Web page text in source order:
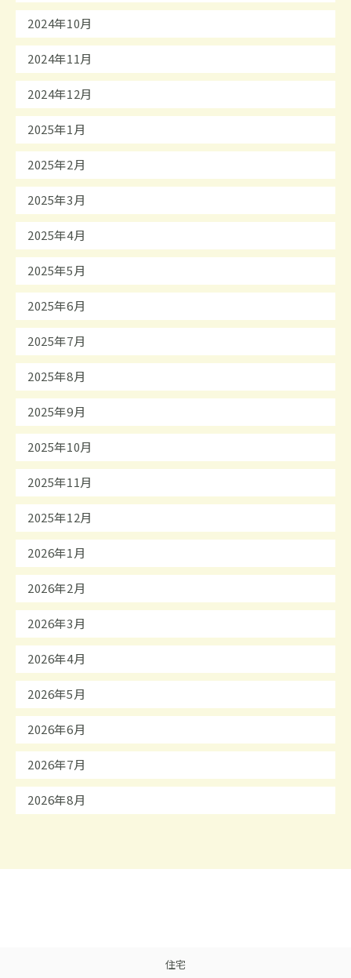
2024年10月
2024年11月
2024年12月
2025年1月
2025年2月
2025年3月
2025年4月
2025年5月
2025年6月
2025年7月
2025年8月
2025年9月
2025年10月
2025年11月
2025年12月
2026年1月
2026年2月
2026年3月
2026年4月
2026年5月
2026年6月
2026年7月
2026年8月
住宅